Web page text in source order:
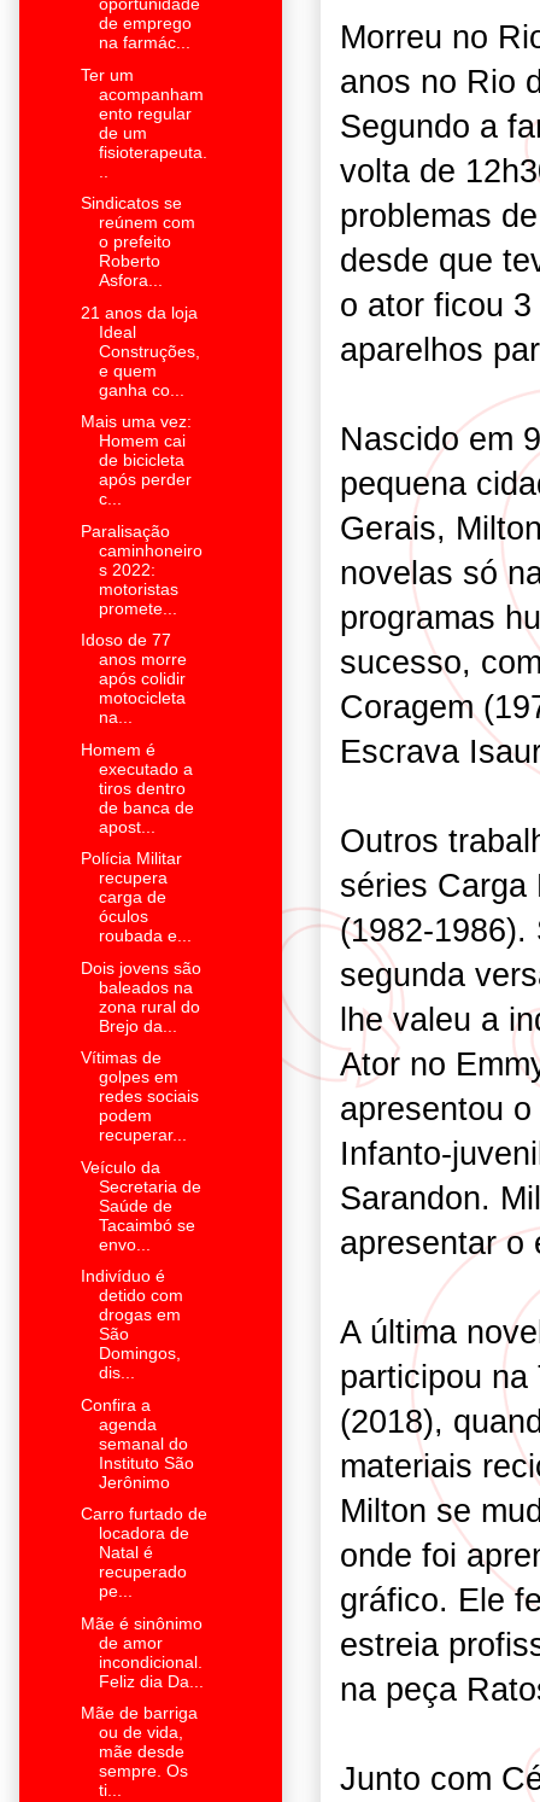
Morreu no
anos no Rio
Segundo a
volta de
problemas
desde que
o ator ficou
aparelhos
Nascido em
pequena
Gerais,
novelas só
programas
sucesso,
Coragem
Escrava
Outros
séries Carga
(1982-1986).
segunda
lhe valeu a
Ator no
apresentou
Infanto-
Sarandon.
apresentar o
A última
participou na
(2018),
materiais
Milton se
onde foi
gráfico. Ele
estreia
na peça
Junto com
oportunidade
de emprego
na farmác...
Ter um
acompanham
ento regular
de um
fisioterapeuta.
Sindicatos se
reúnem com
o prefeito
Roberto
Asfora...
21 anos da loja
Ideal
Construções,
e quem
ganha co...
Mais uma vez:
Homem cai
de bicicleta
após perder
c...
Paralisação
caminhoneiro
s 2022:
motoristas
promete...
Idoso de 77
anos morre
após colidir
motocicleta
na...
Homem é
executado a
tiros dentro
de banca de
apost...
Polícia Militar
recupera
carga de
óculos
roubada e...
Dois jovens são
baleados na
zona rural do
Brejo da...
Vítimas de
golpes em
redes sociais
podem
recuperar...
Veículo da
Secretaria de
Saúde de
Tacaimbó se
envo...
Indivíduo é
detido com
drogas em
São
Domingos,
dis...
Confira a
agenda
semanal do
Instituto São
Jerônimo
Carro furtado de
locadora de
Natal é
recuperado
pe...
Mãe é sinônimo
de amor
incondicional.
Feliz dia Da...
Mãe de barriga
ou de vida,
mãe desde
sempre. Os
ti...